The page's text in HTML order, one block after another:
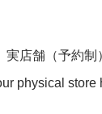
店舗（予約制
physical